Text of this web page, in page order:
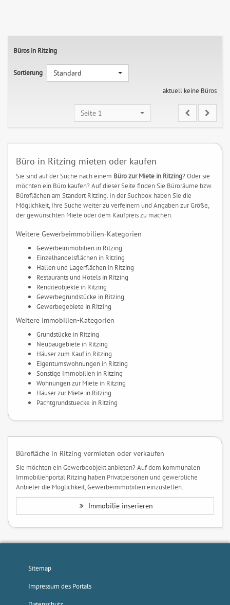
Büros in Ritzing
Sortierung
Standard
aktuell keine Büros
Seite 1
Büro in Ritzing mieten oder kaufen
Sie sind auf der Suche nach einem Büro zur Miete in Ritzing? Oder sie
möchten ein Büro kaufen? Auf dieser Seite finden Sie Büroräume bzw.
Büroflächen am Standort Ritzing. In der Suchbox haben Sie die
Möglichkeit, Ihre Suche weiter zu verfeinern und Angaben zur Größe,
der gewünschten Miete oder dem Kaufpreis zu machen.
Weitere Gewerbeimmobilien-Kategorien
Gewerbeimmobilien in Ritzing
Einzelhandelsflächen in Ritzing
Hallen und Lagerflächen in Ritzing
Restaurants und Hotels in Ritzing
Renditeobjekte in Ritzing
Gewerbegrundstücke in Ritzing
Gewerbegebiete in Ritzing
Weitere Immobilien-Kategorien
Grundstücke in Ritzing
Neubaugebiete in Ritzing
Häuser zum Kauf in Ritzing
Eigentumswohnungen in Ritzing
Sonstige Immobilien in Ritzing
Wohnungen zur Miete in Ritzing
Häuser zur Miete in Ritzing
Pachtgrundstuecke in Ritzing
Bürofläche in Ritzing vermieten oder verkaufen
Sie möchten ein Gewerbeobjekt anbieten? Auf dem kommunalen
Immobilienportal Ritzing haben Privatpersonen und gewerbliche
Anbieter die Möglichkeit, Gewerbeimmobilien einzustellen.
Immobilie inserieren
Sitemap
Impressum des Portals